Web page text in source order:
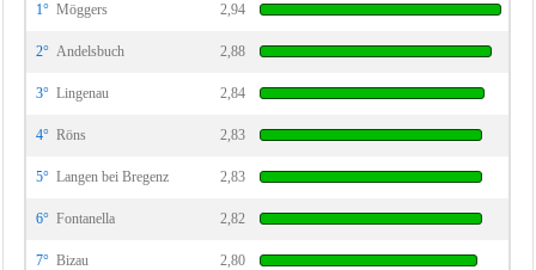
1° Möggers 2,94
2° Andelsbuch 2,88
3° Lingenau 2,84
4° Röns 2,83
5° Langen bei Bregenz 2,83
6° Fontanella 2,82
7° Bizau 2,80